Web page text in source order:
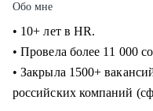
Обо мне
• 10+ лет в HR.
• Провела более 11 000
• Закрыла 1500+
российских компаний